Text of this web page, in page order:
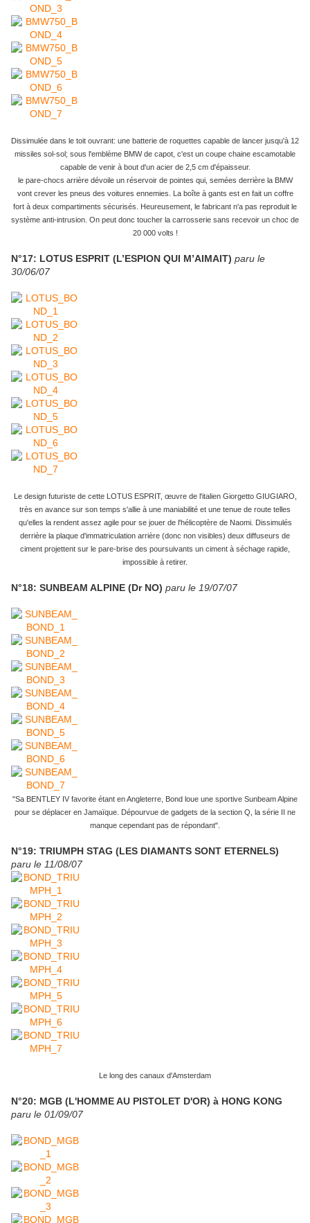
Dissimulée dans le toit ouvrant: une batterie de roquettes capable de lancer jusqu'à 12
missiles sol-sol; sous l'emblème BMW de capot, c'est un coupe chaine escamotable
capable de venir à bout d'un acier de 2,5 cm d'épaisseur.
le pare-chocs arrière dévoile un réservoir de pointes qui, semées derrière la BMW
vont crever les pneus des voitures ennemies. La boîte à gants est en fait un coffre
fort à deux compartiments sécurisés. Heureusement, le fabricant n'a pas reproduit le
système anti-intrusion. On peut donc toucher la carrosserie sans recevoir un choc de
20 000 volts !
N°17: LOTUS ESPRIT (L’ESPION QUI M’AIMAIT) paru le
30/06/07
Le design futuriste de cette LOTUS ESPRIT, œuvre de l'italien Giorgetto GIUGIARO,
très en avance sur son temps s'allie à une maniabilité et une tenue de route telles
qu'elles la rendent assez agile pour se jouer de l'hélicoptère de Naomi. Dissimulés
derrière la plaque d'immatriculation arrière (donc non visibles) deux diffuseurs de
ciment projettent sur le pare-brise des poursuivants un ciment à séchage rapide,
impossible à retirer.
N°18: SUNBEAM ALPINE (Dr NO) paru le 19/07/07
"Sa BENTLEY IV favorite étant en Angleterre, Bond loue une sportive Sunbeam Alpine
pour se déplacer en Jamaïque. Dépourvue de gadgets de la section Q, la série II ne
manque cependant pas de répondant".
N°19: TRIUMPH STAG (LES DIAMANTS SONT ETERNELS)
paru le 11/08/07
Le long des canaux d'Amsterdam
N°20: MGB (L'HOMME AU PISTOLET D'OR) à HONG KONG
paru le 01/09/07